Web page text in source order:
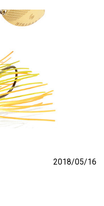
2018/05/16